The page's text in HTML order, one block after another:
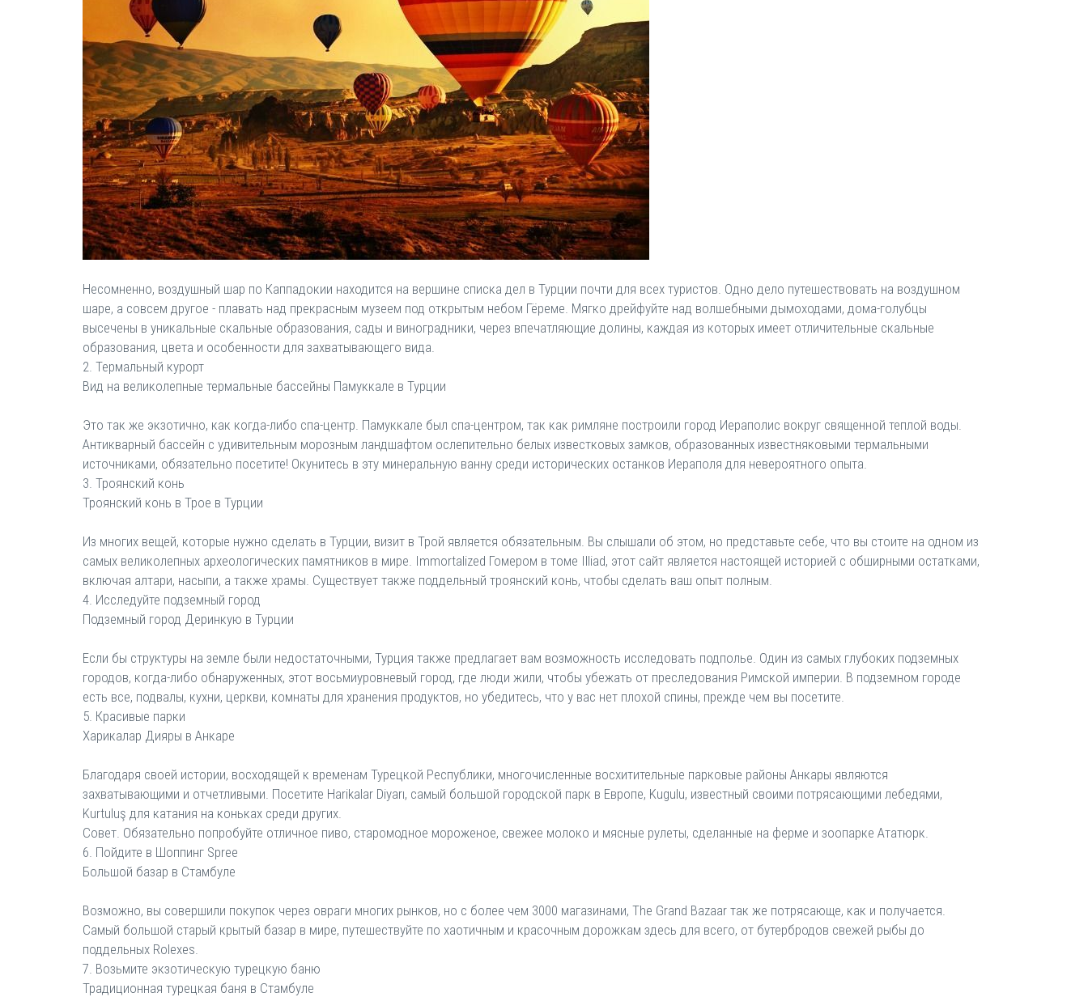
Несомненно, воздушный шар по Каппадокии находится на вершине списка дел в Турции почти для всех туристов. Одно дело путешествовать на воздушном
шаре, а совсем другое - плавать над прекрасным музеем под открытым небом Гёреме. Мягко дрейфуйте над волшебными дымоходами, дома-голубцы
высечены в уникальные скальные образования, сады и виноградники, через впечатляющие долины, каждая из которых имеет отличительные скальные
образования, цвета и особенности для захватывающего вида.
2. Термальный курорт
Вид на великолепные термальные бассейны Памуккале в Турции
Это так же экзотично, как когда-либо спа-центр. Памуккале был спа-центром, так как римляне построили город Иераполис вокруг священной теплой воды.
Антикварный бассейн с удивительным морозным ландшафтом ослепительно белых известковых замков, образованных известняковыми термальными
источниками, обязательно посетите! Окунитесь в эту минеральную ванну среди исторических останков Иераполя для невероятного опыта.
3. Троянский конь
Троянский конь в Трое в Турции
Из многих вещей, которые нужно сделать в Турции, визит в Трой является обязательным. Вы слышали об этом, но представьте себе, что вы стоите на одном из
самых великолепных археологических памятников в мире. Immortalized Гомером в томе Illiad, этот сайт является настоящей историей с обширными остатками,
включая алтари, насыпи, а также храмы. Существует также поддельный троянский конь, чтобы сделать ваш опыт полным.
4. Исследуйте подземный город
Подземный город Деринкую в Турции
Если бы структуры на земле были недостаточными, Турция также предлагает вам возможность исследовать подполье. Один из самых глубоких подземных
городов, когда-либо обнаруженных, этот восьмиуровневый город, где люди жили, чтобы убежать от преследования Римской империи. В подземном городе
есть все, подвалы, кухни, церкви, комнаты для хранения продуктов, но убедитесь, что у вас нет плохой спины, прежде чем вы посетите.
5. Красивые парки
Харикалар Дияры в Анкаре
Благодаря своей истории, восходящей к временам Турецкой Республики, многочисленные восхитительные парковые районы Анкары являются
захватывающими и отчетливыми. Посетите Harikalar Diyarı, самый большой городской парк в Европе, Kugulu, известный своими потрясающими лебедями,
Kurtuluş для катания на коньках среди других.
Совет. Обязательно попробуйте отличное пиво, старомодное мороженое, свежее молоко и мясные рулеты, сделанные на ферме и зоопарке Ататюрк.
6. Пойдите в Шоппинг Spree
Большой базар в Стамбуле
Возможно, вы совершили покупок через овраги многих рынков, но с более чем 3000 магазинами, The Grand Bazaar так же потрясающе, как и получается.
Самый большой старый крытый базар в мире, путешествуйте по хаотичным и красочным дорожкам здесь для всего, от бутербродов свежей рыбы до
поддельных Rolexes.
7. Возьмите экзотическую турецкую баню
Традиционная турецкая баня в Стамбуле